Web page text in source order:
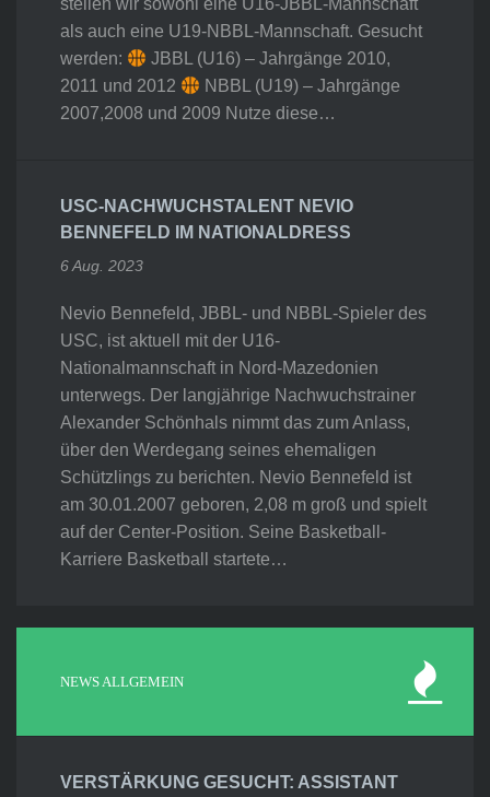
stellen wir sowohl eine U16-JBBL-Mannschaft
als auch eine U19-NBBL-Mannschaft. Gesucht
werden:
JBBL (U16) – Jahrgänge 2010,
2011 und 2012
NBBL (U19) – Jahrgänge
2007,2008 und 2009 Nutze diese…
USC-NACHWUCHSTALENT NEVIO
BENNEFELD IM NATIONALDRESS
6 Aug. 2023
Nevio Bennefeld, JBBL- und NBBL-Spieler des
USC, ist aktuell mit der U16-
Nationalmannschaft in Nord-Mazedonien
unterwegs. Der langjährige Nachwuchstrainer
Alexander Schönhals nimmt das zum Anlass,
über den Werdegang seines ehemaligen
Schützlings zu berichten. Nevio Bennefeld ist
am 30.01.2007 geboren, 2,08 m groß und spielt
auf der Center-Position. Seine Basketball-
Karriere Basketball startete…
NEWS ALLGEMEIN
VERSTÄRKUNG GESUCHT: ASSISTANT